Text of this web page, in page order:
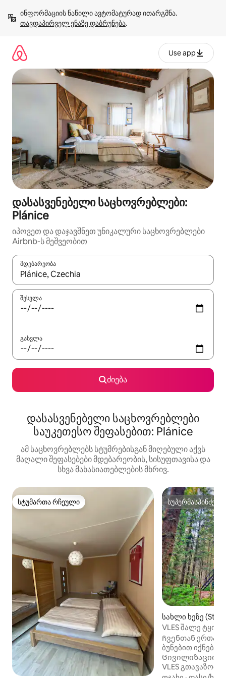
გადასვლა
თავდაპირველ ენაზე დაბრუნება.
Use app
დასასვენებელი საცხოვრებლები:
Plánice
იპოვეთ და დაჯავშნეთ უნიკალური საცხოვრებლები
Airbnb-ს მეშვეობით
მდებარეობა
როცა შედეგები ხელმისაწვდომი გახდება, ნავიგაციისთვის
შესვლა
გასვლა
ძიება
დასასვენებელი საცხოვრებლები
საუკეთესო შეფასებით: Plánice
ამ საცხოვრებლებს სტუმრებისგან მიღებული აქვს
მაღალი შეფასებები მდებარეობის, სისუფთავისა და
სხვა მახასიათებლების მხრივ.
სტუმართა რჩეული
სტუმართა რჩეული
სახლი ხეზე
VLES შალე ტყის
Ჩვენთან
ბუნებით
VLES